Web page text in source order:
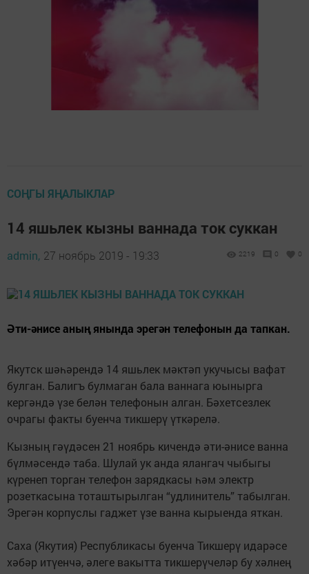
СОҢГЫ ЯҢАЛЫКЛАР
14 яшьлек кызны ваннада ток суккан
admin, 27 ноябрь 2019 - 19:33 2219 0 0
Әти-әнисе аның янында эрегән телефонын да тапкан.
Якутск шәһәрендә 14 яшьлек мәктәп укучысы вафат
булган. Балигъ булмаган бала ваннага юынырга
кергәндә үзе белән телефонын алган. Бәхетсезлек
очрагы факты буенча тикшерү үткәрелә.
Кызның гәүдәсен 21 ноябрь кичендә әти-әнисе ванна
бүлмәсендә таба. Шулай ук анда ялангач чыбыгы
күренеп торган телефон зарядкасы һәм электр
розеткасына тоташтырылган “удлинитель” табылган.
Эрегән корпуслы гаджет үзе ванна кырыенда яткан.
Саха (Якутия) Республикасы буенча Тикшерү идарәсе
хәбәр итүенчә, әлеге вакытта тикшерүчеләр бу хәлнең